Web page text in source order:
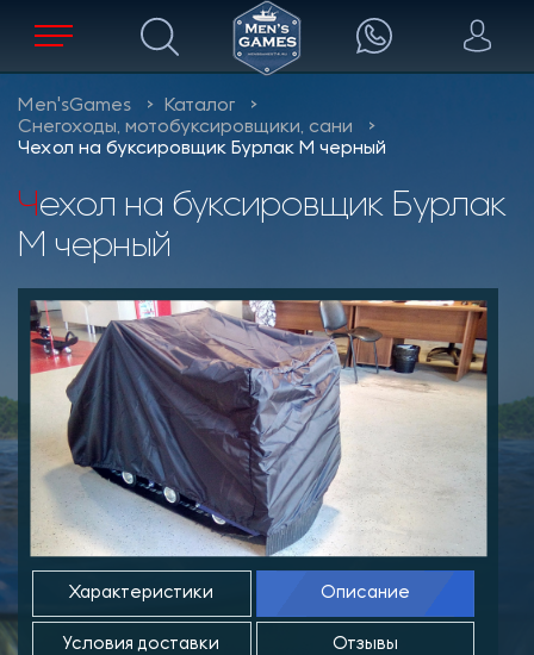
Men'sGames
Каталог
Снегоходы, мотобуксировщики, сани
Чехол на буксировщик Бурлак М черный
Чехол на буксировщик Бурлак
М черный
Характеристики Описание
Условия доставки Отзывы